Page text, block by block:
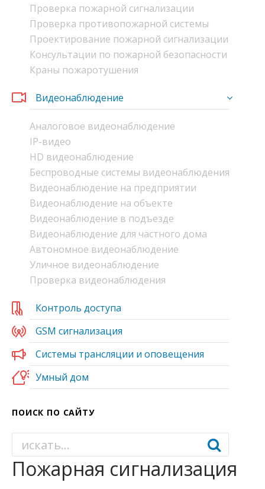
Проверка пожарной сигнализации
Проверка противопожарной системы
Проектирование пожарной сигнализации
Консультации по пожарной безопасности
Краны пожаротушения
Видеонаблюдение
Аналоговое видеонаблюдение
IP-видео
HD видеонаблюдение
Беспроводные системы видеонаблюдения
Видеонаблюдение на предприятии
Видеонаблюдение на объекте
Видеонаблюдение в подъезде
Видеонаблюдение для частного дома
Автономное видеонаблюдение
Уличное видеонаблюдение
Проверка видеонаблюдения
Контроль доступа
GSM сигнализация
Системы трансляции и оповещения
Умный дом
ПОИСК ПО САЙТУ
Пожарная сигнализация